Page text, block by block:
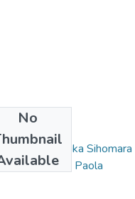
No
Fajardo, Erika Sihomara
Rodríguez, Paola